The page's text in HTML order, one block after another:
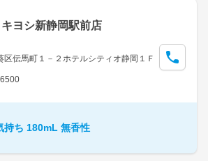
ヨシ新静岡駅前店
区伝馬町１－２ホテルシティオ静岡１Ｆ
持ち 180mL 無香性